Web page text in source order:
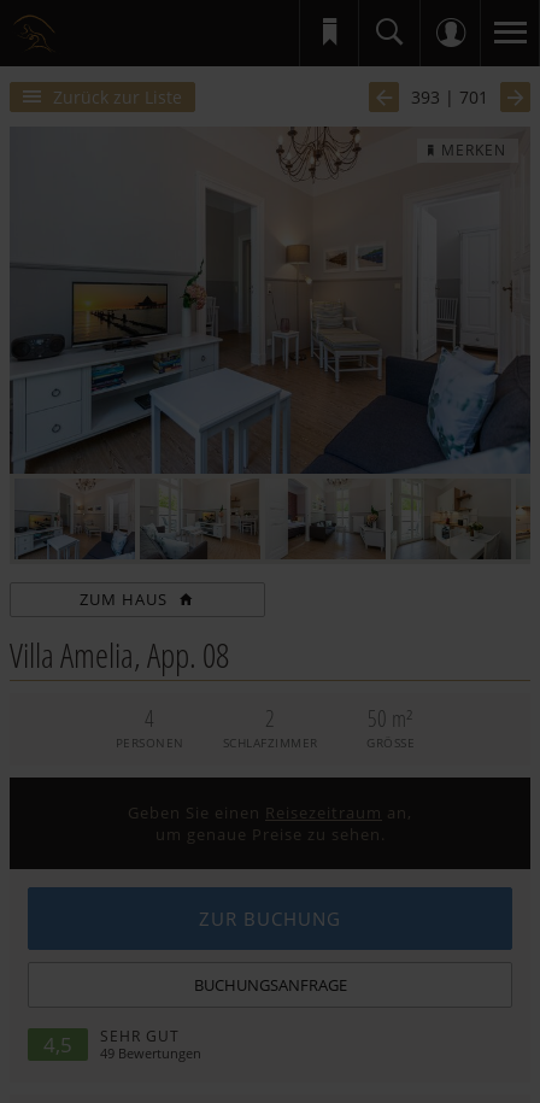
Zurück zur Liste 393 | 701
MERKEN
ZUM HAUS
Villa Amelia, App. 08
4
PERSONEN
2
SCHLAFZIMMER
50 m²
GRÖSSE
Geben Sie einen Reisezeitraum an,
um genaue Preise zu sehen.
ZUR BUCHUNG
BUCHUNGSANFRAGE
4,5 SEHR GUT
49 Bewertungen